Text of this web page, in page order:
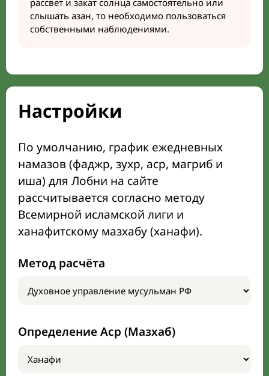
рассвет и закат солнца самостоятельно или
слышать азан, то необходимо пользоваться
собственными наблюдениями.
Настройки
По умолчанию, график ежедневных
намазов (фаджр, зухр, аср, магриб и
иша) для Лобни на сайте
рассчитывается согласно методу
Всемирной исламской лиги и
ханафитскому мазхабу (ханафи).
Метод расчёта
Определение Аср (Мазхаб)